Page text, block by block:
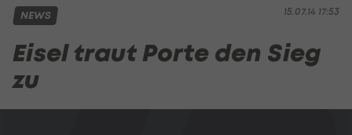
15.07.14 17:53
NEWS
Eisel traut Porte den Sieg
zu